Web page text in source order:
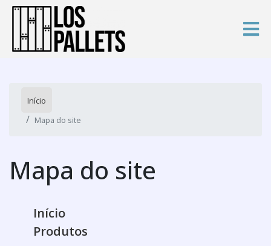
Início
Mapa do site
Mapa do site
Início
Produtos